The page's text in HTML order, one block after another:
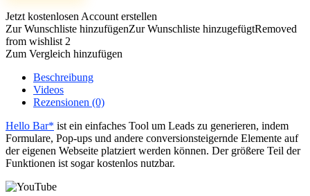
Jetzt kostenlosen Account erstellen
Zur Wunschliste hinzufügenZur Wunschliste hinzugefügtRemoved
from wishlist 2
Zum Vergleich hinzufügen
Beschreibung
Videos
Rezensionen (0)
Hello Bar
ist ein einfaches Tool um Leads zu generieren, indem
Formulare, Pop-ups und andere conversionsteigernde Elemente auf
der eigenen Webseite platziert werden können. Der größere Teil der
Funktionen ist sogar kostenlos nutzbar.